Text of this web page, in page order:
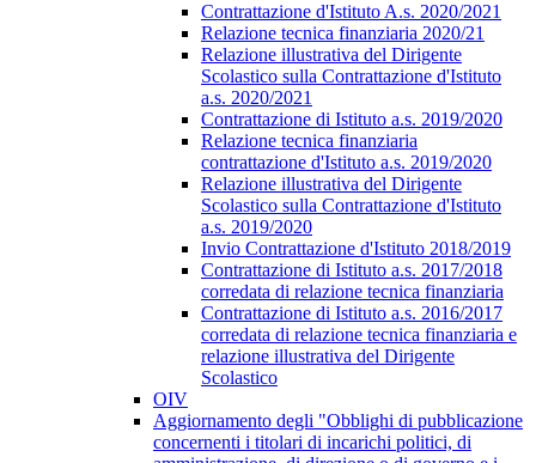
Contrattazione d'Istituto A.s. 2020/2021
Relazione tecnica finanziaria 2020/21
Relazione illustrativa del Dirigente
Scolastico sulla Contrattazione d'Istituto
a.s. 2020/2021
Contrattazione di Istituto a.s. 2019/2020
Relazione tecnica finanziaria
contrattazione d'Istituto a.s. 2019/2020
Relazione illustrativa del Dirigente
Scolastico sulla Contrattazione d'Istituto
a.s. 2019/2020
Invio Contrattazione d'Istituto 2018/2019
Contrattazione di Istituto a.s. 2017/2018
corredata di relazione tecnica finanziaria
Contrattazione di Istituto a.s. 2016/2017
corredata di relazione tecnica finanziaria e
relazione illustrativa del Dirigente
Scolastico
OIV
Aggiornamento degli "Obblighi di pubblicazione
concernenti i titolari di incarichi politici, di